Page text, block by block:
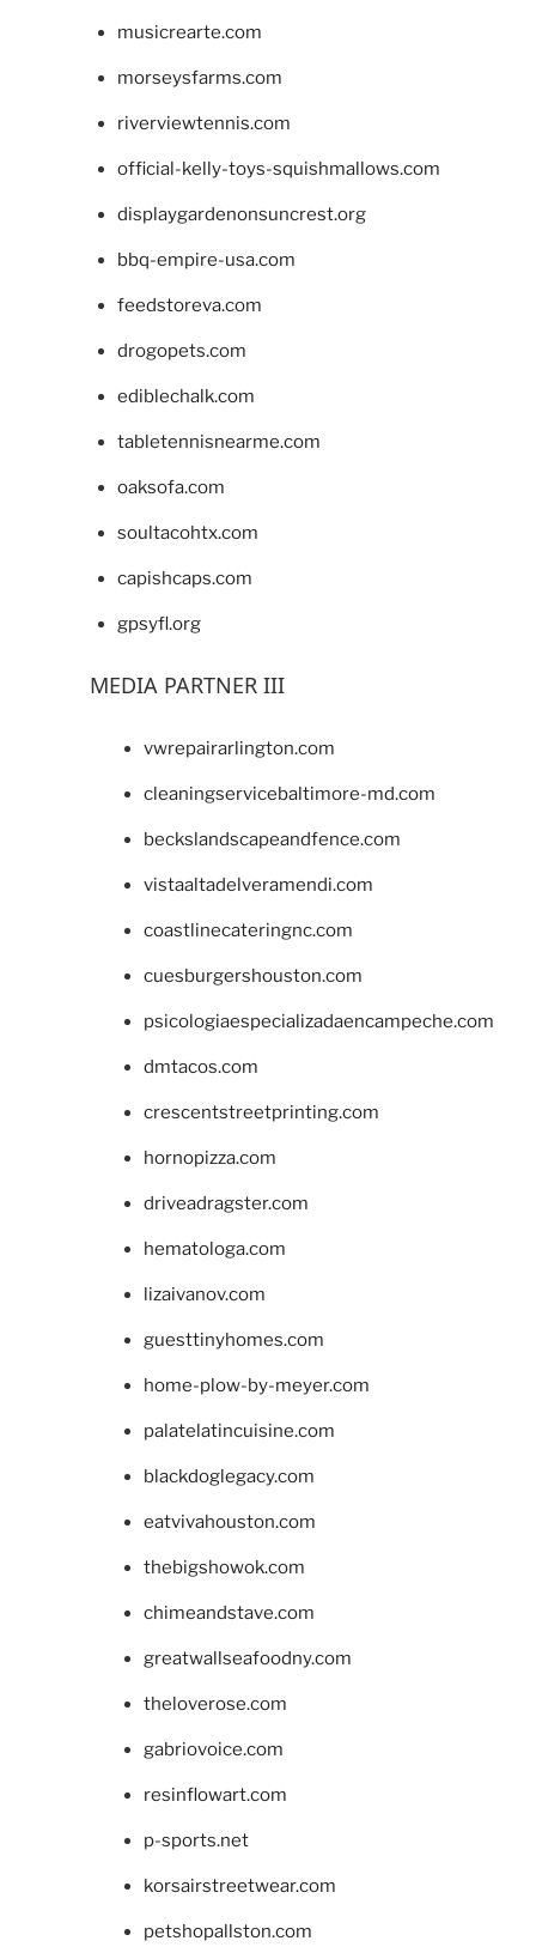
musicrearte.com
morseysfarms.com
riverviewtennis.com
official-kelly-toys-squishmallows.com
displaygardenonsuncrest.org
bbq-empire-usa.com
feedstoreva.com
drogopets.com
ediblechalk.com
tabletennisnearme.com
oaksofa.com
soultacohtx.com
capishcaps.com
gpsyfl.org
MEDIA PARTNER III
vwrepairarlington.com
cleaningservicebaltimore-md.com
beckslandscapeandfence.com
vistaaltadelveramendi.com
coastlinecateringnc.com
cuesburgershouston.com
psicologiaespecializadaencampeche.com
dmtacos.com
crescentstreetprinting.com
hornopizza.com
driveadragster.com
hematologa.com
lizaivanov.com
guesttinyhomes.com
home-plow-by-meyer.com
palatelatincuisine.com
blackdoglegacy.com
eatvivahouston.com
thebigshowok.com
chimeandstave.com
greatwallseafoodny.com
theloverose.com
gabriovoice.com
resinflowart.com
p-sports.net
korsairstreetwear.com
petshopallston.com